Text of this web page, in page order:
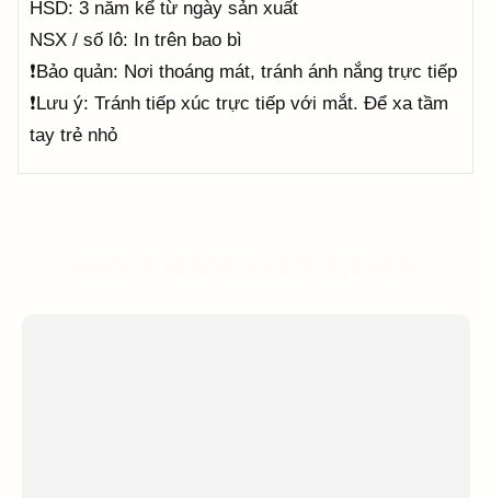
HSD: 3 năm kể từ ngày sản xuất
NSX / số lô: In trên bao bì
❗Bảo quản: Nơi thoáng mát, tránh ánh nắng trực tiếp
❗Lưu ý: Tránh tiếp xúc trực tiếp với mắt. Để xa tầm
tay trẻ nhỏ